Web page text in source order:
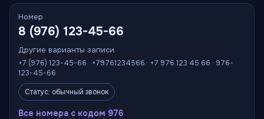
Номер
8 (976) 123-45-66
Другие варианты записи
+7 (976) 123-45-66 · +79761234566 · +7 976 123 45 66 · 976-
123-45-66
Статус: обычный звонок
Все номера с кодом 976